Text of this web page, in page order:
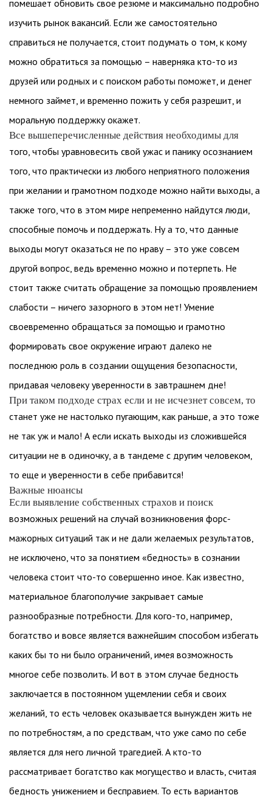
помешает обновить свое резюме и максимально подробно
изучить рынок вакансий. Если же самостоятельно
справиться не получается, стоит подумать о том, к кому
можно обратиться за помощью – наверняка кто-то из
друзей или родных и с поиском работы поможет, и денег
немного займет, и временно пожить у себя разрешит, и
моральную поддержку окажет.
Все вышеперечисленные действия необходимы для
того, чтобы уравновесить свой ужас и панику осознанием
того, что практически из любого неприятного положения
при желании и грамотном подходе можно найти выходы, а
также того, что в этом мире непременно найдутся люди,
способные помочь и поддержать. Ну а то, что данные
выходы могут оказаться не по нраву – это уже совсем
другой вопрос, ведь временно можно и потерпеть. Не
стоит также считать обращение за помощью проявлением
слабости – ничего зазорного в этом нет! Умение
своевременно обращаться за помощью и грамотно
формировать свое окружение играют далеко не
последнюю роль в создании ощущения безопасности,
придавая человеку уверенности в завтрашнем дне!
При таком подходе страх если и не исчезнет совсем, то
станет уже не настолько пугающим, как раньше, а это тоже
не так уж и мало! А если искать выходы из сложившейся
ситуации не в одиночку, а в тандеме с другим человеком,
то еще и уверенности в себе прибавится!
Важные нюансы
Если выявление собственных страхов и поиск
возможных решений на случай возникновения форс-
мажорных ситуаций так и не дали желаемых результатов,
не исключено, что за понятием «бедность» в сознании
человека стоит что-то совершенно иное. Как известно,
материальное благополучие закрывает самые
разнообразные потребности. Для кого-то, например,
богатство и вовсе является важнейшим способом избегать
каких бы то ни было ограничений, имея возможность
многое себе позволить. И вот в этом случае бедность
заключается в постоянном ущемлении себя и своих
желаний, то есть человек оказывается вынужден жить не
по потребностям, а по средствам, что уже само по себе
является для него личной трагедией. А кто-то
рассматривает богатство как могущество и власть, считая
бедность унижением и бесправием. То есть вариантов